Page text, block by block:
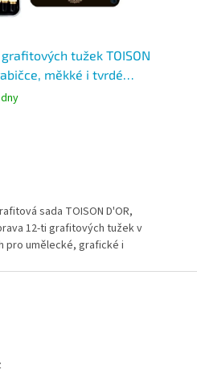
tužek TOISON
měkké i tvrdé
sada TOISON D'OR,
12-ti grafitových tužek v
pro umělecké, grafické i